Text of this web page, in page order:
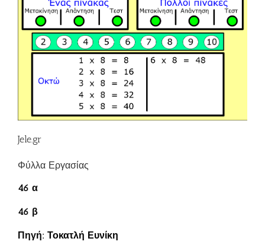
Jele.gr
Φύλλα Εργασίας
46 α
46 β
Πηγή: Τοκατλή Ευνίκη